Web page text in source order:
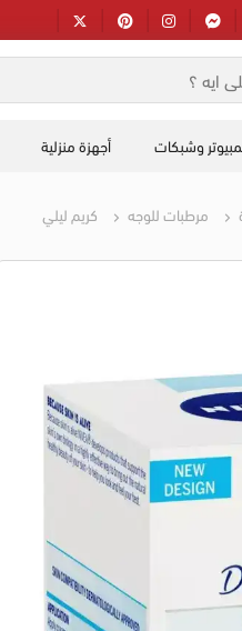
وشبكات أجهزة منزلية
مرطبات للوجه كريم ليلي